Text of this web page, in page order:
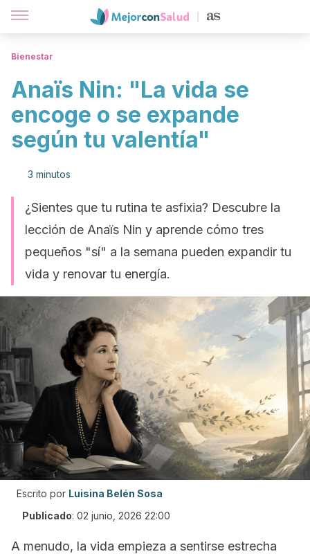
Bienestar
Anaïs Nin: "La vida se
encoge o se expande
según tu valentía"
3 minutos
¿Sientes que tu rutina te asfixia? Descubre la
lección de Anaïs Nin y aprende cómo tres
pequeños "sí" a la semana pueden expandir tu
vida y renovar tu energía.
Escrito por Luisina Belén Sosa
Publicado: 02 junio, 2026 22:00
A menudo, la vida empieza a sentirse estrecha